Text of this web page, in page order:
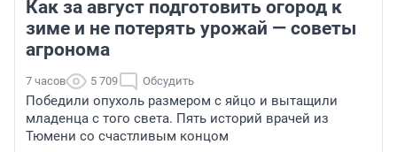
Как за август подготовить огород к
зиме и не потерять урожай — советы
агронома
7 часов 5 709 Обсудить
Победили опухоль размером с яйцо и вытащили
младенца с того света. Пять историй врачей из
Тюмени со счастливым концом